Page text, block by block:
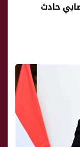
حادث